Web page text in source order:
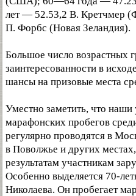
лет — 52.53,2 В. Кретчмер
П. Форбс (Новая Зеландия).
Большое число возрастных
заинтересованности в
шансы на призовые места
Уместно заметить, что наши
марафонских пробегов
регулярно проводятся в
в Поволжье и других
результатам участникам
Особенно выделяется 70-
Николаева. Он пробегает